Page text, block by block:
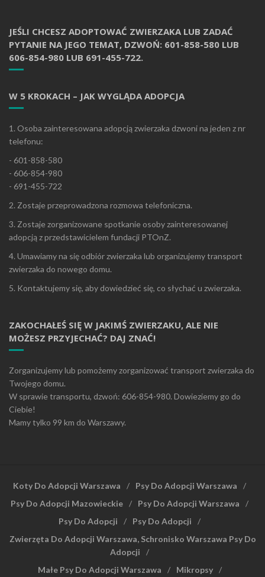
JEŚLI CHCESZ ADOPTOWAĆ ZWIERZAKA LUB ZADAĆ
PYTANIE NA JEGO TEMAT, DZWOŃ: 601-858-580 LUB
606-854-980 LUB 691-455-722.
W 5 KROKACH – JAK WYGLĄDA ADOPCJA
1. Osoba zainteresowana adopcją zwierzaka dzwoni na jeden z nr
telefonu:
- 601-858-580
- 606-854-980
- 691-455-722
2. Zostaje przeprowadzona rozmowa telefoniczna.
3. Zostaje zorganizowane spotkanie osoby zainteresowanej
adopcją z przedstawicielem fundacji PTOnZ.
4. Umawiamy na się odbiór zwierzaka lub organizujemy transport
zwierzaka do nowego domu.
5. Kontaktujemy się, aby dowiedzieć się, co słychać u zwierzaka.
ZAKOCHAŁEŚ SIĘ W JAKIMŚ ZWIERZAKU, ALE NIE
MOŻESZ PRZYJECHAĆ? DAJ ZNAĆ!
Zorganizujemy lub pomożemy zorganizować transport zwierzaka do
Twojego domu.
W sprawie transportu, dzwoń: 606-854-980. Dowieziemy go do
Ciebie!
Mamy tylko 99 km do Warszawy.
Koty Do Adopcji Warszawa
Psy Do Adopcji Warszawa
Psy Do Adopcji Mazowieckie
Psy Do Adopcji Warszawa
Psy Do Adopcji
Psy Do Adopcji
Zwierzęta Do Adopcji Warszawa, Schronisko Warszawa Psy Do
Adopcji
Małe Psy Do Adopcji Warszawa
Mikropsy